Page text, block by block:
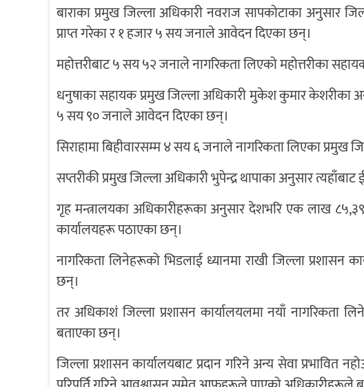
बाराका प्रमुख जिल्ला अधिकारी नवराज सापकोटाका अनुसार
प्राप्त गरेका र १ हजार ५ सय जनाले आवेदन दिएका छन्।
महोत्तरीबाट ५ सय ५२ जनाले नागरिकता लिएको महोत्तरीका
धनुषाका सहायक प्रमुख जिल्ला अधिकारी मुकेश कुमार केशरीका
५ सय ९० जनाले आवेदन दिएका छन्।
सिराहामा बिहीवारसम्म ४ सय ६ जनाले नागरिकता लिएका प्रमुख
सप्तरीकी प्रमुख जिल्ला अधिकारी भुपेन्द्र थापाका अनुसार
गृह मन्त्रालयका अधिकारीहरूका अनुसार देशभरि एक लाख
कार्यालयहरू पठाएका छन्।
नागरिकता लिनेहरूको भिडलाई ध्यानमा राखी जिल्ला प्रशासन
छन्।
तर अधिकाशं जिल्ला प्रशासन कार्यालयलमा नयाँ नागरिकता
बताएका छन्।
जिल्ला प्रशासन कार्यालयबाट प्रदान गरिने अन्य सेवा